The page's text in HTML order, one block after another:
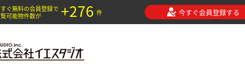
ぐ無料の会員登録で
可能物件数が
+276 件 今すぐ会員登録する